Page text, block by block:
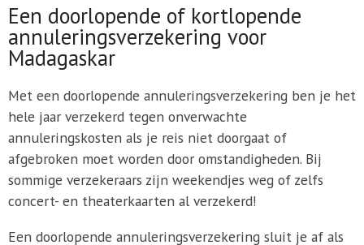
Een doorlopende of kortlopende
annuleringsverzekering voor
Madagaskar
Met een doorlopende annuleringsverzekering ben je het
hele jaar verzekerd tegen onverwachte
annuleringskosten als je reis niet doorgaat of
afgebroken moet worden door omstandigheden. Bij
sommige verzekeraars zijn weekendjes weg of zelfs
concert- en theaterkaarten al verzekerd!
Een doorlopende annuleringsverzekering sluit je af als